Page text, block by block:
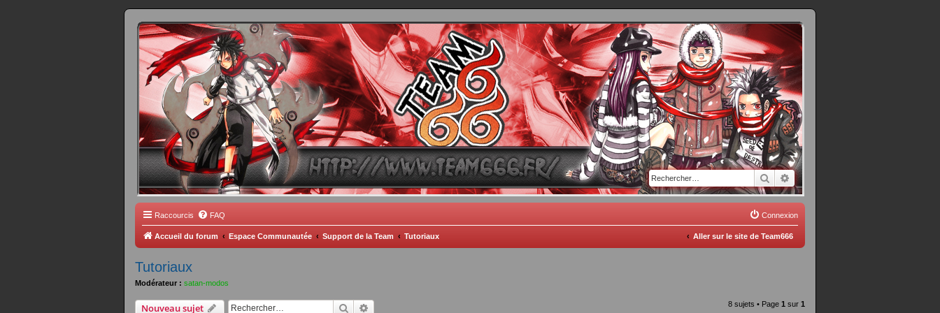
FORUM TEAM 666
Scantrad Ares, B One, Blaster Knuckle et Death Trance
RechercherRecherche avancée
Raccourcis FAQ Connexion
Accueil du forum Espace Communautée Support de la Team Tutoriaux Aller sur le site de Team666
Tutoriaux
Modérateur : satan-modos
Nouveau sujet Rechercher 8 sujets • Page 1 sur 1